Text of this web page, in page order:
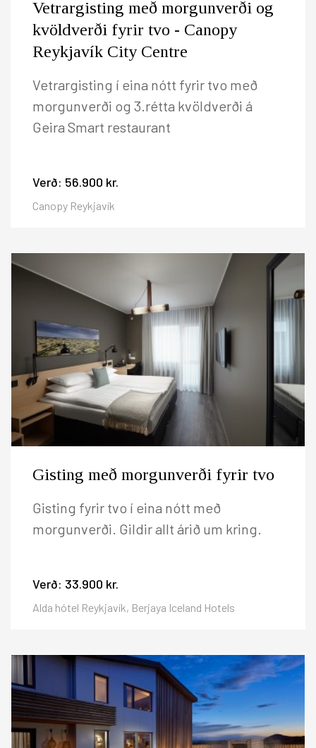
Vetrargisting með morgunverði og
kvöldverði fyrir tvo - Canopy
Reykjavík City Centre
Vetrargisting í eina nótt fyrir tvo með
morgunverði og 3.rétta kvöldverði á
Geira Smart restaurant
Verð: 56.900 kr.
Canopy Reykjavík
Gisting með morgunverði fyrir tvo
Gisting fyrir tvo í eina nótt með
morgunverði. Gildir allt árið um kring.
Verð: 33.900 kr.
Alda hótel Reykjavík, Berjaya Iceland Hotels